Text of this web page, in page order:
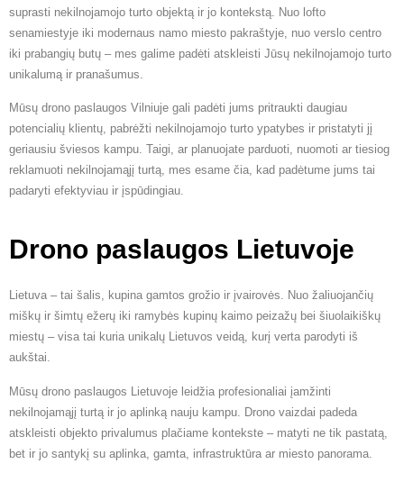
suprasti nekilnojamojo turto objektą ir jo kontekstą. Nuo lofto
senamiestyje iki modernaus namo miesto pakraštyje, nuo verslo centro
iki prabangių butų – mes galime padėti atskleisti Jūsų nekilnojamojo turto
unikalumą ir pranašumus.
Mūsų drono paslaugos Vilniuje gali padėti jums pritraukti daugiau
potencialių klientų, pabrėžti nekilnojamojo turto ypatybes ir pristatyti jį
geriausiu šviesos kampu. Taigi, ar planuojate parduoti, nuomoti ar tiesiog
reklamuoti nekilnojamąjį turtą, mes esame čia, kad padėtume jums tai
padaryti efektyviau ir įspūdingiau.
Drono paslaugos Lietuvoje
Lietuva – tai šalis, kupina gamtos grožio ir įvairovės. Nuo žaliuojančių
miškų ir šimtų ežerų iki ramybės kupinų kaimo peizažų bei šiuolaikiškų
miestų – visa tai kuria unikalų Lietuvos veidą, kurį verta parodyti iš
aukštai.
Mūsų drono paslaugos Lietuvoje leidžia profesionaliai įamžinti
nekilnojamąjį turtą ir jo aplinką nauju kampu. Drono vaizdai padeda
atskleisti objekto privalumus plačiame kontekste – matyti ne tik pastatą,
bet ir jo santykį su aplinka, gamta, infrastruktūra ar miesto panorama.